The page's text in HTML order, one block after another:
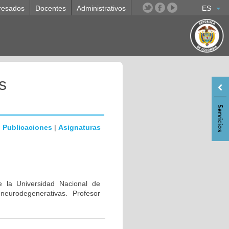
ES
Docentes Administrativos
Publicaciones | Asignaturas
la Universidad Nacional de
Profesor